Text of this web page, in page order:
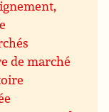
de marché